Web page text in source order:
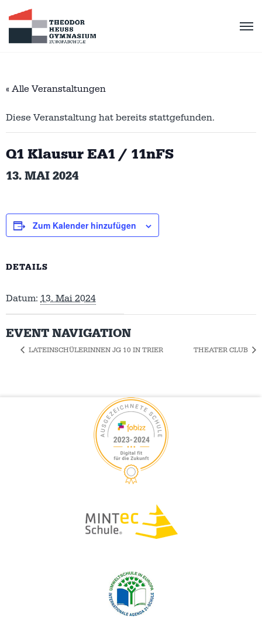
« Alle Veranstaltungen
Diese Veranstaltung hat bereits stattgefunden.
Q1 Klausur EA1 / 11nFS
13. MAI 2024
Zum Kalender hinzufügen
DETAILS
Datum: 13. Mai 2024
EVENT NAVIGATION
LATEINSCHÜLERINNEN JG 10 IN TRIER THEATER CLUB